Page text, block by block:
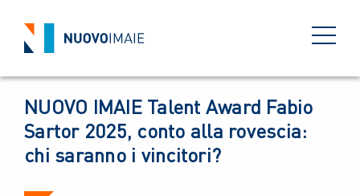
NUOVO IMAIE Talent Award Fabio
Sartor 2025, conto alla rovescia:
chi saranno i vincitori?